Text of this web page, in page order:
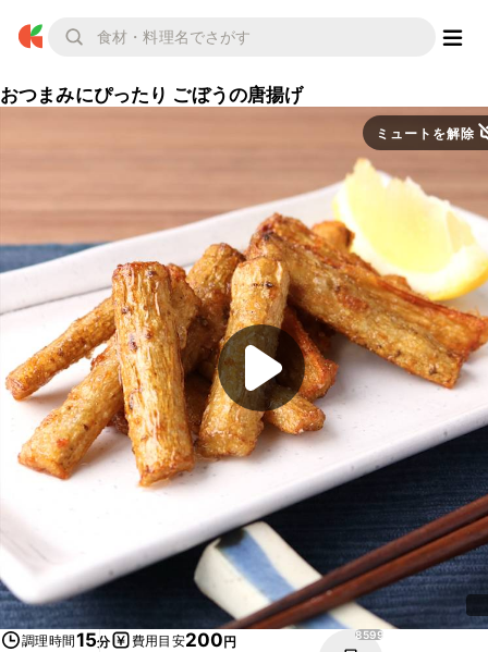
おつまみにぴったり ごぼうの唐揚げ
ミュートを解除
調理時間15分 費用目安200円 8599